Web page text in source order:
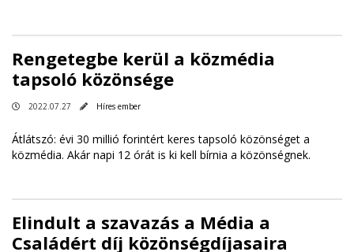
Rengetegbe kerül a közmédia
tapsoló közönsége
2022.07.27 Híres ember
Átlátszó: évi 30 millió forintért keres tapsoló közönséget a
közmédia. Akár napi 12 órát is ki kell bírnia a közönségnek.
Elindult a szavazás a Média a
Családért díj közönségdíjasaira